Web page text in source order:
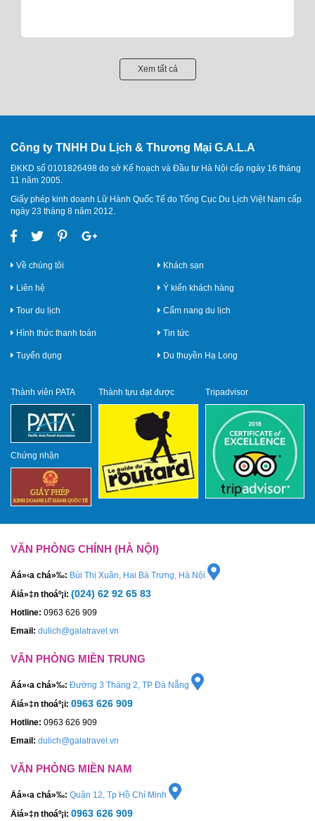
Xem tất cả
Công ty TNHH Du Lịch & Thương Mại G.A.L.A
ĐKKD số 0101826498 do sở Kế hoạch và Đầu tư Hà Nội cấp ngày 16 tháng
11 năm 2005.
Giấy phép kinh doanh Lữ Hành Quốc Tế do Tổng Cục Du Lịch Việt Nam cấp
ngày 23 tháng 8 năm 2012.
Về chúng tôi
Liên hệ
Tour du lịch
Hình thức thanh toán
Tuyển dụng
Khách sạn
Ý kiến khách hàng
Cẩm nang du lịch
Tin tức
Du thuyền Hạ Long
Thành viên PATA
Chứng nhận
Thành tựu đạt được Tripadvisor
VĂN PHÒNG CHÍNH (HÀ NỘI)
Äá»‹a chá»‰: Bùi Thị Xuân, Hai Bà Trưng, Hà Nội
Äiá»‡n thoáº¡i: (024) 62 92 65 83
Hotline: 0963 626 909
Email: dulich@galatravel.vn
VĂN PHÒNG MIỀN TRUNG
Äá»‹a chá»‰: Đường 3 Tháng 2, TP Đà Nẵng
Äiá»‡n thoáº¡i: 0963 626 909
Hotline: 0963 626 909
Email: dulich@galatravel.vn
VĂN PHÒNG MIỀN NAM
Äá»‹a chá»‰: Quận 12, Tp Hồ Chí Minh
Äiá»‡n thoáº¡i: 0963 626 909